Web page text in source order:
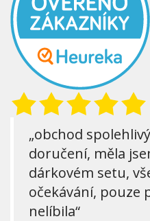
„obchod
doručení, měla
dárkovém setu,
očekávání, pouze
nelíbila“